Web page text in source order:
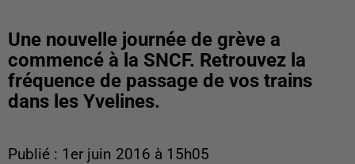
Une nouvelle journée de grève a
commencé à la SNCF. Retrouvez la
fréquence de passage de vos trains
dans les Yvelines.
Publié : 1er juin 2016 à 15h05